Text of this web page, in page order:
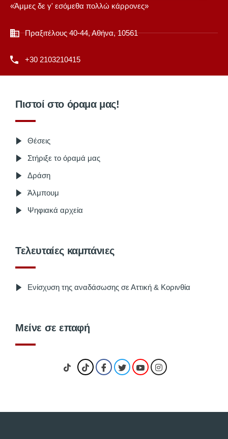
«Άμμες δε γ' εσόμεθα πολλώ κάρρονες»
Πραξιτέλους 40-44, Αθήνα, 10561
+30 2103210415
Πιστοί στο όραμα μας!
Θέσεις
Στήριξε το όραμά μας
Δράση
Άλμπουμ
Ψηφιακά αρχεία
Τελευταίες καμπάνιες
Ενίσχυση της αναδάσωσης σε Αττική & Κορινθία
Μείνε σε επαφή